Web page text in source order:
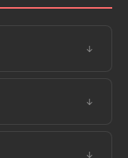
↓
↓
↓